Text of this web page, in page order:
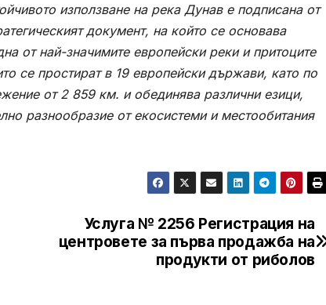
използване на река Дунав е подписана от
документ, на който се основава
от най-значимите европейски реки и притоците
се простират в 19 европейски държави, като по
от 2 859 км. и обединява различни езици,
разнообразие от екосистеми и местообитания
Услуга № 2256 Регистрация на
центровете за първа продажба на
продукти от риболов